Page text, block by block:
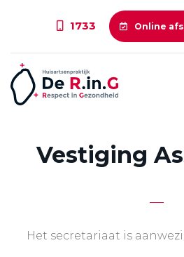
1733 Online
Vestiging
Het secretariaat is